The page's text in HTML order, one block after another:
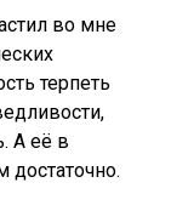
во мне
терпеть
А её в
достаточно.